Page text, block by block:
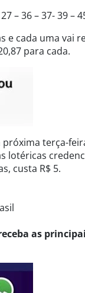
– 36 – 37- 39 –
cada uma vai
para cada.
terça-
lotéricas
custa R$ 5.
as